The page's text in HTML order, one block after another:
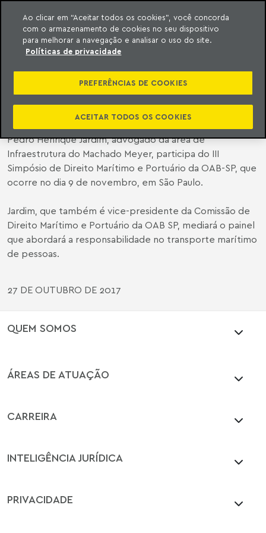
o conteúdo
Meyer
SIMPÓSIO DE DIREITO MARÍTIMO E
PORTUÁRIO DA OAB SP
Pedro Henrique Jardim, advogado da área de
Infraestrutura do Machado Meyer, participa do III
Simpósio de Direito Marítimo e Portuário da OAB-SP, que
ocorre no dia 9 de novembro, em São Paulo.
Jardim, que também é vice-presidente da Comissão de
Direito Marítimo e Portuário da OAB SP, mediará o painel
que abordará a responsabilidade no transporte marítimo
de pessoas.
27 DE OUTUBRO DE 2017
QUEM SOMOS
ÁREAS DE ATUAÇÃO
CARREIRA
INTELIGÊNCIA JURÍDICA
PRIVACIDADE
Ao clicar em “Aceitar todos os cookies”, você concorda
com o armazenamento de cookies no seu dispositivo
para melhorar a navegação e analisar o uso do site.
Políticas de privacidade
PREFERÊNCIAS DE COOKIES
ACEITAR TODOS OS COOKIES